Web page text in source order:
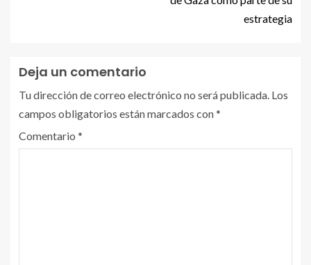
estrategia
Deja un comentario
Tu dirección de correo electrónico no será publicada. Los
campos obligatorios están marcados con*
Comentario *